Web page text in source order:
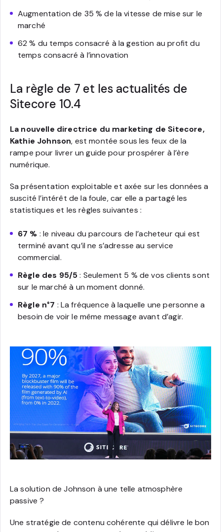
Augmentation de 35 % de la vitesse de mise sur le
marché
62 % du temps consacré à la gestion au profit du
temps consacré à l’innovation
La règle de 7 et les actualités de
Sitecore 10.4
La nouvelle directrice du marketing de Sitecore,
Kathie Johnson, est montée sous les feux de la
rampe pour livrer un guide pour prospérer à l’ère
numérique.
Sa présentation exploitable et axée sur les données a
suscité l’intérêt de la foule, car elle a partagé les
statistiques et les règles suivantes :
67 % : le niveau du parcours de l’acheteur qui est
terminé avant qu’il ne s’adresse au service
commercial.
Règle des 95/5: Seulement 5 % de vos clients sont
sur le marché à un moment donné.
Règle n°7 : La fréquence à laquelle une personne a
besoin de voir le même message avant d’agir.
La solution de Johnson à une telle atmosphère
passive ?
Une stratégie de contenu cohérente qui délivre le bon